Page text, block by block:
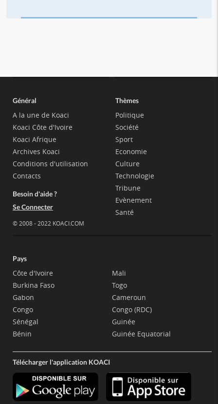
Général
A la une de Koaci
Koaci Côte d'Ivoire
Koaci Afrique
Archives Koaci
Conditions d'utilisation
Contacts
Besoin d'aide ?
Se Connecter
© 2008 - 2022 KOACI.COM
Thèmes
Politique
Société
Sport
Economie
Culture
Technologie
Tribune
Evènement
Santé
Pays
Côte d'Ivoire
Burkina Faso
Gabon
Congo
Sénégal
Bénin
Mali
Togo
Cameroun
Congo (RDC)
Guinée
Guinée Equatorial
Télécharger l'application KOACI